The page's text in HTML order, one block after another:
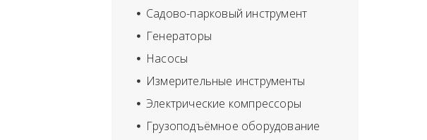
Садово-парковый инструмент
Генераторы
Насосы
Измерительные инструменты
Электрические компрессоры
Грузоподъёмное оборудование